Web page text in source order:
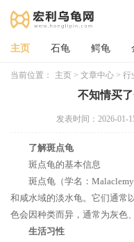
主页 石龟 鳄龟
当前位置： 主页 > 文章中心 > 行
不知情买
发表时间：2026-01-
了解斑点龟
斑点龟的基本信息
斑点龟（学名：
和咸水域的淡水龟。它们通常
色会因种类而异，通常为灰色
生活习性